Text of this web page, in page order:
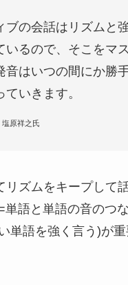
ブの会話はリズムと
いるので、そこをマ
音はいつの間にか勝
ていきます。
塩原祥之氏
リズムをキープして
単語と単語の音のつ
単語を強く言う)が重